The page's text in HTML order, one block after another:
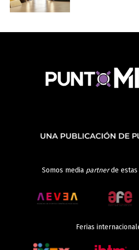
Somos media partnerde estas
Ferias